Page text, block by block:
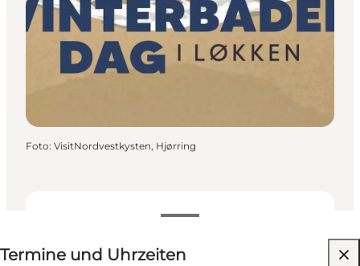
Termine und Uhrzeiten
Termine und Uhrzeiten
Foto: VisitNordvestkysten, Hjørring